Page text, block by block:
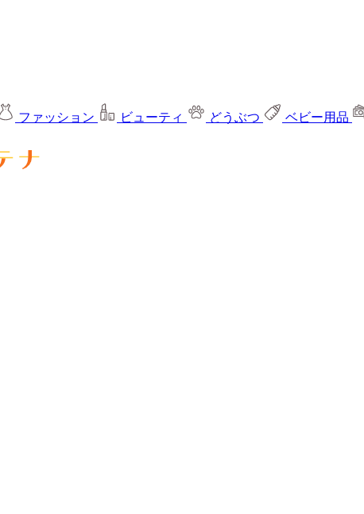
ファッション ビューティ どうぶつ ベビー用品